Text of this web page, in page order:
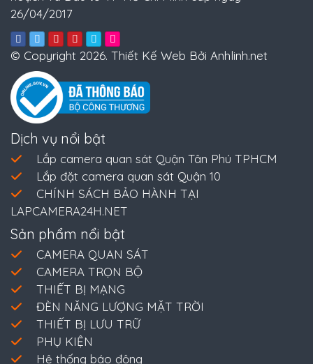
26/04/2017
© Copyright 2026. Thiết Kế Web Bởi Anhlinh.net
Dịch vụ nổi bật
Lắp camera quan sát Quận Tân Phú TPHCM
Lắp đặt camera quan sát Quận 10
CHÍNH SÁCH BẢO HÀNH TẠI
LAPCAMERA24H.NET
Sản phẩm nổi bật
CAMERA QUAN SÁT
CAMERA TRỌN BỘ
THIẾT BỊ MẠNG
ĐÈN NĂNG LƯỢNG MẶT TRỜI
THIẾT BỊ LƯU TRỮ
PHỤ KIỆN
Hệ thống báo động